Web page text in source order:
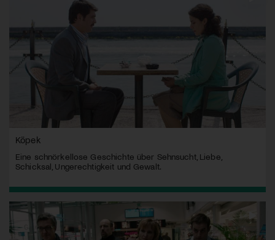
Köpek
Eine schnörkellose Geschichte über Sehnsucht, Liebe,
Schicksal, Ungerechtigkeit und Gewalt.